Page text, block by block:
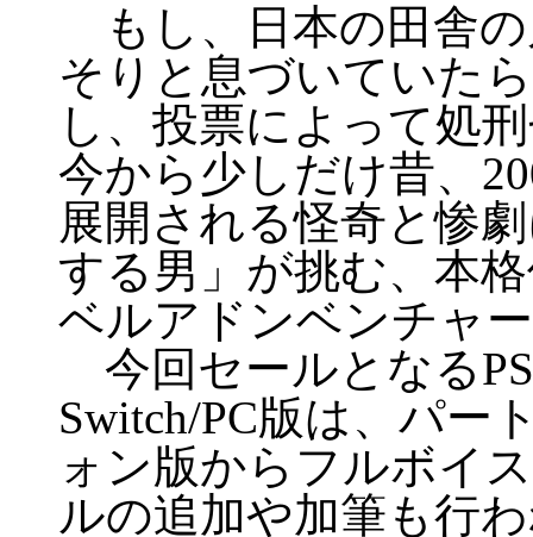
もし、日本の田舎の
そりと息づいていた
し、投票によって処
今から少しだけ昔、
展開される怪奇と惨
する男」が挑む、本
ベルアドンベンチャ
今回セールとなる
Switch/PC版は、パー
ォン版からフルボイ
ルの追加や加筆も行